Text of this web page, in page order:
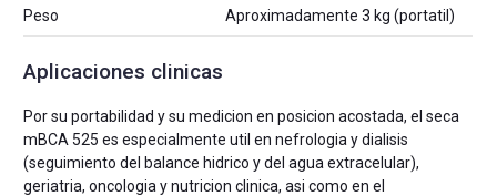
Peso Aproximadamente 3 kg (portatil)
Aplicaciones clinicas
Por su portabilidad y su medicion en posicion acostada, el seca
mBCA 525 es especialmente util en nefrologia y dialisis
(seguimiento del balance hidrico y del agua extracelular),
geriatria, oncologia y nutricion clinica, asi como en el